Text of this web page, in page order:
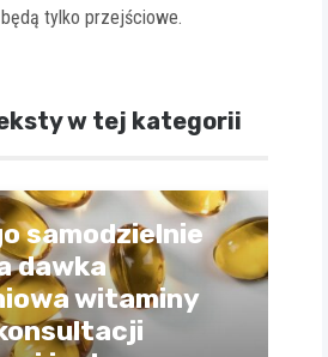
tylko przejściowe.
w tej kategorii
samodzielnie
dawka
witaminy